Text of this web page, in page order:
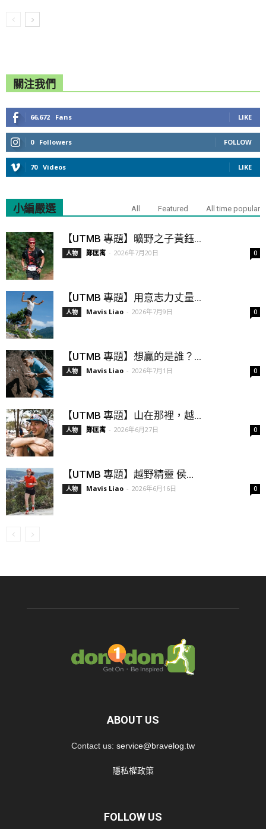
關注我們
66,672 Fans LIKE
0 Followers FOLLOW
70 Videos LIKE
小編嚴選 All Featured All time popular
【UTMB 專題】曠野之子黃鈺...
人物 鄭匡寓 - 2026年7月20日 0
【UTMB 專題】用意志力丈量...
人物 Mavis Liao - 2026年7月9日 0
【UTMB 專題】想贏的是誰？...
人物 Mavis Liao - 2026年7月1日 0
【UTMB 專題】山在那裡，越...
人物 鄭匡寓 - 2026年6月27日 0
【UTMB 專題】越野精靈 侯...
人物 Mavis Liao - 2026年6月16日 0
ABOUT US
Contact us: service@bravelog.tw
隱私權政策
FOLLOW US